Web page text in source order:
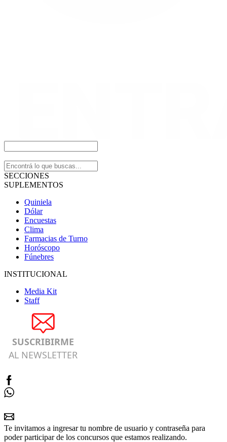
SECCIONES
SUPLEMENTOS
Quiniela
Dólar
Encuestas
Clima
Farmacias de Turno
Horóscopo
Fúnebres
INSTITUCIONAL
Media Kit
Staff
SUSCRIBIRME
AL NEWSLETTER
Te invitamos a ingresar tu nombre de usuario y contraseña para
poder participar de los concursos que estamos realizando.